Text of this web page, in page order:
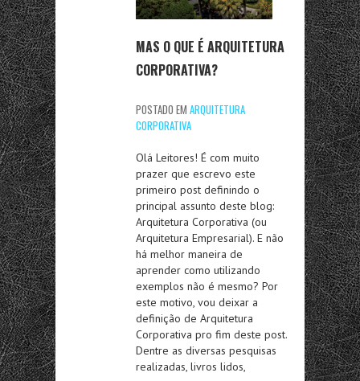
MAS O QUE É ARQUITETURA
CORPORATIVA?
POSTADO EM ARQUITETURA
CORPORATIVA
Olá Leitores! É com muito
prazer que escrevo este
primeiro post definindo o
principal assunto deste blog:
Arquitetura Corporativa (ou
Arquitetura Empresarial). E não
há melhor maneira de
aprender como utilizando
exemplos não é mesmo? Por
este motivo, vou deixar a
definição de Arquitetura
Corporativa pro fim deste post.
Dentre as diversas pesquisas
realizadas, livros lidos,